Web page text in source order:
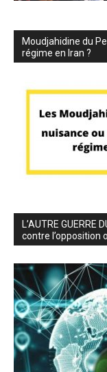
Moudjahidine du
régime en Iran ?
L’AUTRE GUERRE
contre l’opposition